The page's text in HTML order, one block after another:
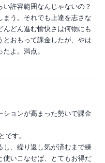
許容範囲なんじゃないの？
まう。それでも上達を志さな
んどん進む愉快さは何物にも
とおもって課金したが、やは
よ。満点。
ションが高まった勢いで課金
です。
し、繰り返し気が済むまで練
使いこなせば、とてもお得だ